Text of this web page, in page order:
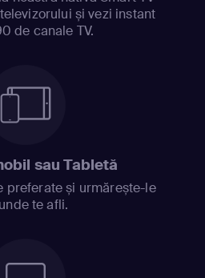
și vezi instant
de canale TV.
sau Tabletă
preferate și urmărește-le
te afli.